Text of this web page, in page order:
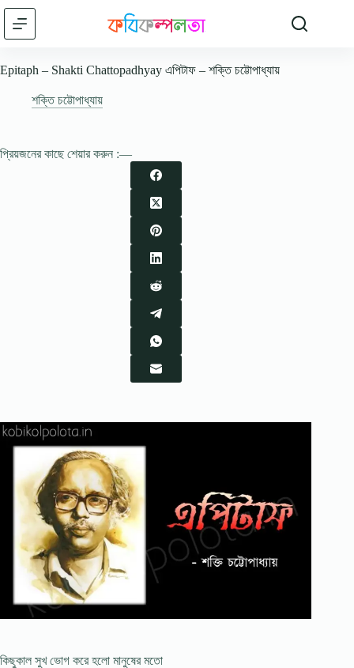
Skip
content
Epitaph – Shakti Chattopadhyay এপিটাফ – শক্তি চট্টোপাধ্যায়
শক্তি চট্টোপাধ্যায়
প্রিয়জনের কাছে শেয়ার করুন :—
কিছুকাল সুখ ভোগ করে হলো মানুষের মতো